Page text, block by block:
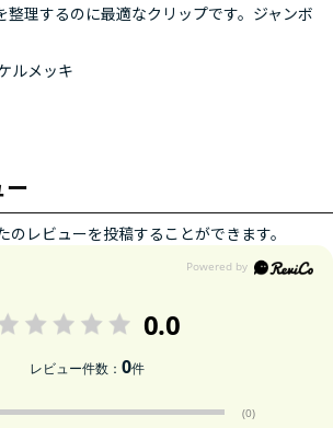
理するのに最適なクリップです。ジャンボ
ルメッキ
のレビューを投稿することができます。
0.0
レビュー件数：0件
(0)